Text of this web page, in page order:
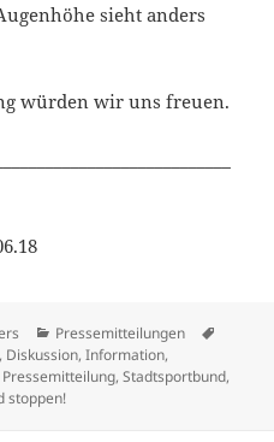
sieht anders
würden wir uns freuen.
Kategorien
Pressemitteilungen
, Diskussion,Information,
Pressemitteilung,Stadtsportbund,
stoppen!